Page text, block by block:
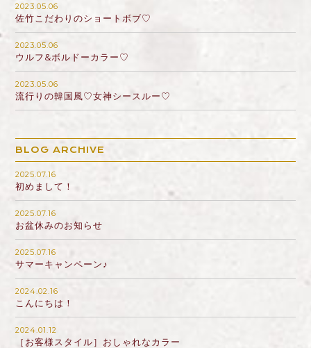
2023.05.06
佐竹こだわりのショートボブ♡
2023.05.06
ウルフ&ボルドーカラー♡
2023.05.06
流行りの韓国風♡女神シースルー♡
BLOG ARCHIVE
2025.07.16
初めまして！
2025.07.16
お盆休みのお知らせ
2025.07.16
サマーキャンペーン♪
2024.02.16
こんにちは！
2024.01.12
［お客様スタイル］おしゃれなカラー